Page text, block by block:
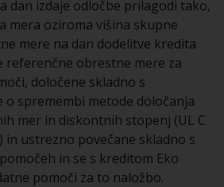
dan izdaje odločbe prilagodi tako,
mera oziroma višina skupne
mere na dan dodelitve kredita
referenčne obrestne mere za
določene skladno s
o spremembi metode določanja
mer in diskontnih stopenj (UL C
in ustrezno povečane skladno s
in se s kreditom Eko
pomoči za to naložbo.